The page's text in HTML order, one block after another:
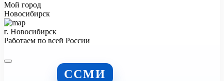
Мой город
Новосибирск
г. Новосибирск
Работаем по всей России
ССМИ